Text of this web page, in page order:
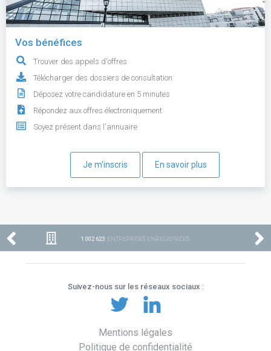
Vos bénéfices
Trouver des appels d'offres
Télécharger des dossiers de consultation
Déposez votre candidature en 5 minutes
Répondez aux offres électroniquement
Soyez présent dans l'annuaire
Je m'inscris En savoir plus
1 002 623 ENTREPRISES ENREGISTRÉES
Suivez-nous sur les réseaux sociaux :
Mentions légales
Politique de confidentialité